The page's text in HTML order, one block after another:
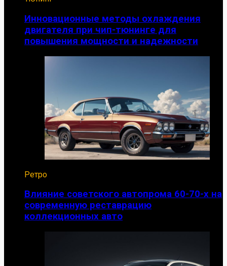
Инновационные методы охлаждения
двигателя при чип-тюнинге для
повышения мощности и надежности
Ретро
Влияние советского автопрома 60-70-х на
современную реставрацию
коллекционных авто